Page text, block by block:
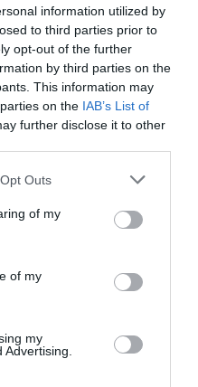
information utilized by
to third parties prior to
opt-out of the further
by third parties on the
This information may
on the IAB’s List of
further disclose it to other
Outs
of my
of my
my
autónomas y
ofreciendo». Además,
esta iniciativa viene a
salud pública que
de la detección
con el cáncer de
querido señalar que
de las pruebas
de las
VIH como una
disponible y que
retraso diagnóstico, ya
es una prioridad.